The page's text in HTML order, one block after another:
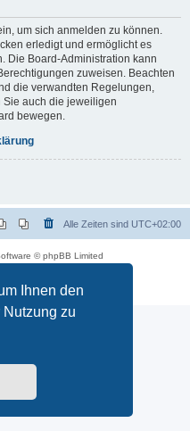
Ihnen den
zu
um sich anmelden zu können.
erledigt und ermöglicht es
Die Board-Administration kann
zuweisen. Beachten
die verwandten Regelungen,
Sie auch die jeweiligen
bewegen.
Alle Zeiten sind UTC+02:00
© phpBB Limited